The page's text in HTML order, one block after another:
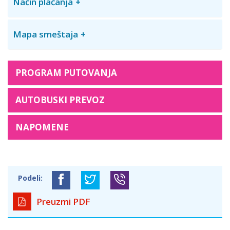
Mapa smeštaja
PROGRAM PUTOVANJA
AUTOBUSKI PREVOZ
NAPOMENE
Podeli:
Preuzmi PDF